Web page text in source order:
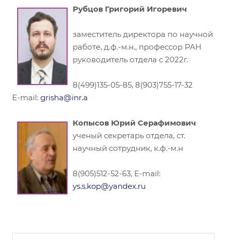
Рубцов Григорий Игоревич
заместитель директора по научной
работе, д.ф.-м.н., профессор РАН
руководитель отдела с 2022г.
8(499)135-05-85, 8(903)755-17-32
E-mail: grisha@inr.a
Копысов Юрий Серафимович
ученый секретарь отдела, ст.
научный сотрудник, к.ф.-м.н
8(905)512-52-63, E-mail:
ys.s.kop@yandex.ru